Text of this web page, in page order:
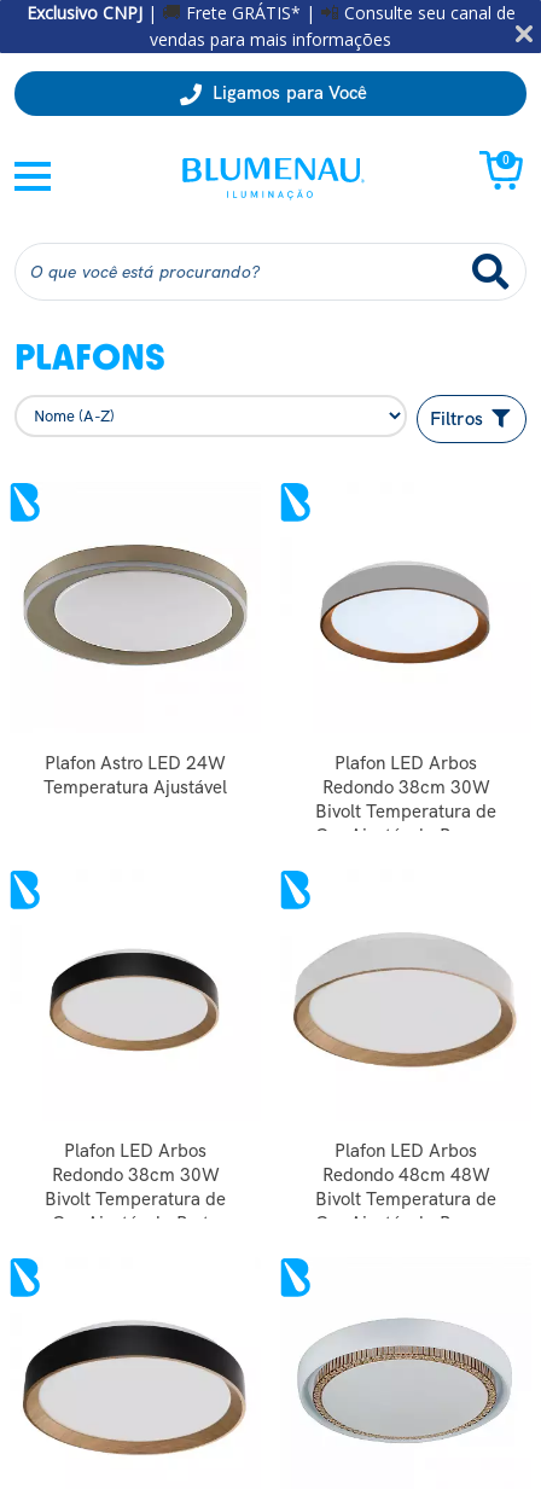
Exclusivo CNPJ | 🚚 Frete GRÁTIS* | 📲 Consulte seu canal de
vendas para mais informações
Ligamos para Você
0
PLAFONS
Filtros
Plafon Astro LED 24W
Temperatura Ajustável
Plafon LED Arbos
Redondo 38cm 30W
Bivolt Temperatura de
Cor Ajustável - Branco
Plafon LED Arbos
Redondo 38cm 30W
Bivolt Temperatura de
Cor Ajustável - Preto
Plafon LED Arbos
Redondo 48cm 48W
Bivolt Temperatura de
Cor Ajustável - Branco